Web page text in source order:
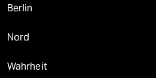
Berlin
Nord
Wahrheit